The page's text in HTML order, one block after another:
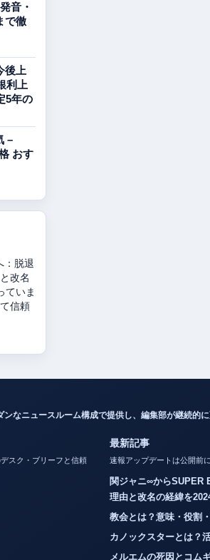
音・
で徹
後上
利上
5年の
–
おす
いを
。ラ
なニュースルーム構成で提供し、編集部が継続的に
スク・ブリーフと信頼
最新記事
速報アップデートは公開前
関ジャニ∞からSUPER
教会とは？意味・役割
カノックスターとは？
メルエムの死因とコム